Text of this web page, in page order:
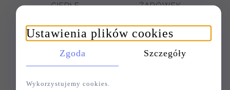
CIEPŁE
119,00 PLN
ŻARÓWEK -
ŚWIATŁO BIAŁE
CIEPŁE
Ustawienia plików cookies
Zgoda Szczegóły
Wykorzystujemy cookies.